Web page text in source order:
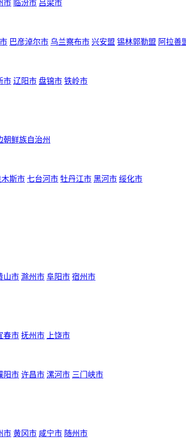
市 临汾市 吕梁市
巴彦淖尔市 乌兰察布市 兴安盟 锡林郭勒盟 阿拉善
市 辽阳市 盘锦市 铁岭市
朝鲜族自治州
木斯市 七台河市 牡丹江市 黑河市 绥化市
山市 滁州市 阜阳市 宿州市
春市 抚州市 上饶市
阳市 许昌市 漯河市 三门峡市
市 黄冈市 咸宁市 随州市